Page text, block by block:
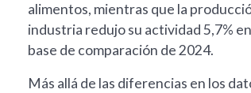
alimentos, mientras que la
industria redujo su actividad 5,7%
base de comparación de 2024.
Más allá de las diferencias en los